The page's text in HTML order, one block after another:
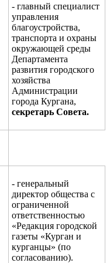
- главный специалист
управления
благоустройства,
транспорта и охраны
окружающей среды
Департамента
развития городского
хозяйства
Администрации
города Кургана,
секретарь Совета.
- генеральный
директор общества с
ограниченной
ответственностью
«Редакция городской
газеты «Курган и
курганцы» (по
согласованию).